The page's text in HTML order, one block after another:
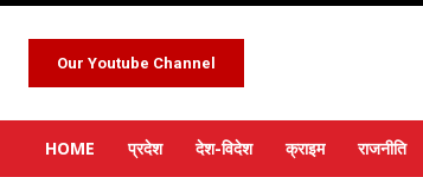
Our Youtube Channel
HOME प्रदेश देश-विदेश क्राइम राजनीति